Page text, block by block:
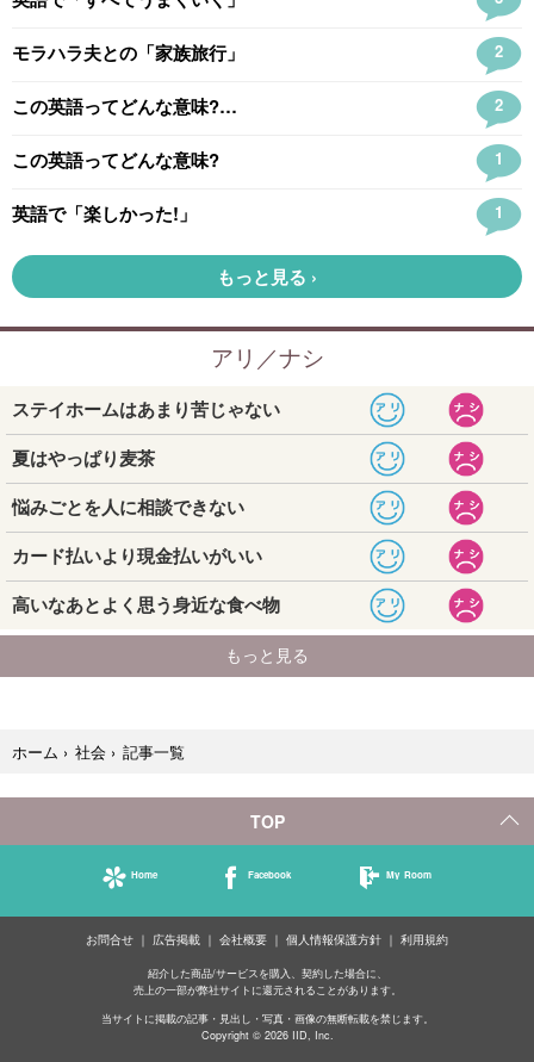
ホーム › 社会 › 記事一覧
TOP
Home Facebook My Room
お問合せ 広告掲載 会社概要 個人情報保護方針 利用規約
紹介した商品/サービスを購入、契約した場合に、
売上の一部が弊社サイトに還元されることがあります。
当サイトに掲載の記事・見出し・写真・画像の無断転載を禁じます。
Copyright © 2026 IID, Inc.